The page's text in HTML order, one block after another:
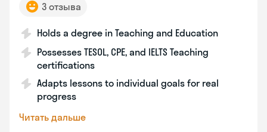
3 отзыва
Holds a degree in Teaching and Education
Possesses TESOL, CPE, and IELTS Teaching
certifications
Adapts lessons to individual goals for real
progress
Читать дальше